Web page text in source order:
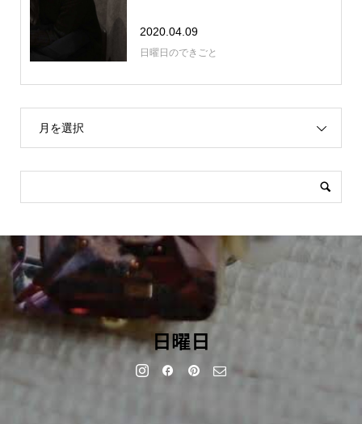
2020.04.09
日曜日のできごと
月を選択
日曜日